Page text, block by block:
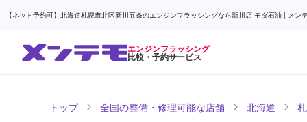
【ネット予約可】北海道札幌市北区新川五条のエンジンフラッシングなら新川店 モダ石油 | メン
エンジンフラッシング
比較・予約サービス
トップ 全国の整備・修理可能な店舗 北海道